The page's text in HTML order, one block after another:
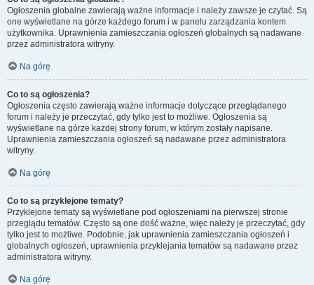
Ogłoszenia globalne zawierają ważne informacje i należy zawsze je czytać. Są
one wyświetlane na górze każdego forum i w panelu zarządzania kontem
użytkownika. Uprawnienia zamieszczania ogłoszeń globalnych są nadawane
przez administratora witryny.
Na górę
Co to są ogłoszenia?
Ogłoszenia często zawierają ważne informacje dotyczące przeglądanego
forum i należy je przeczytać, gdy tylko jest to możliwe. Ogłoszenia są
wyświetlane na górze każdej strony forum, w którym zostały napisane.
Uprawnienia zamieszczania ogłoszeń są nadawane przez administratora
witryny.
Na górę
Co to są przyklejone tematy?
Przyklejone tematy są wyświetlane pod ogłoszeniami na pierwszej stronie
przeglądu tematów. Często są one dość ważne, więc należy je przeczytać, gdy
tylko jest to możliwe. Podobnie, jak uprawnienia zamieszczania ogłoszeń i
globalnych ogłoszeń, uprawnienia przyklejania tematów są nadawane przez
administratora witryny.
Na górę